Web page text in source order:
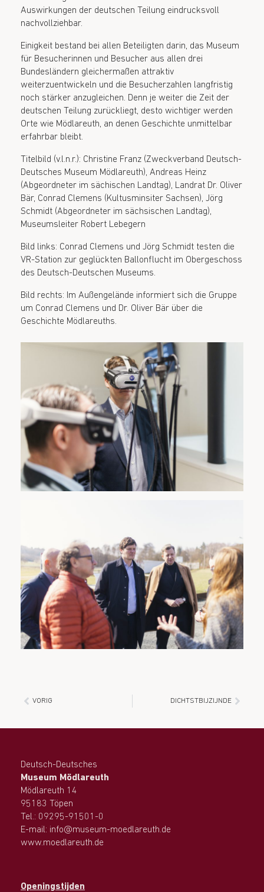
Auswirkungen der deutschen Teilung eindrucksvoll
nachvollziehbar.
Einigkeit bestand bei allen Beteiligten darin, das Museum
für Besucherinnen und Besucher aus allen drei
Bundesländern gleichermaßen attraktiv
weiterzuentwickeln und die Besucherzahlen langfristig
noch stärker anzugleichen. Denn je weiter die Zeit der
deutschen Teilung zurückliegt, desto wichtiger werden
Orte wie Mödlareuth, an denen Geschichte unmittelbar
erfahrbar bleibt.
Titelbild (v.l.n.r.): Christine Franz (Zweckverband Deutsch-
Deutsches Museum Mödlareuth), Andreas Heinz
(Abgeordneter im sächischen Landtag), Landrat Dr. Oliver
Bär, Conrad Clemens (Kultusminsiter Sachsen), Jörg
Schmidt (Abgeordneter im sächsischen Landtag),
Museumsleiter Robert Lebegern
Bild links: Conrad Clemens und Jörg Schmidt testen die
VR-Station zur geglückten Ballonflucht im Obergeschoss
des Deutsch-Deutschen Museums.
Bild rechts: Im Außengelände informiert sich die Gruppe
um Conrad Clemens und Dr. Oliver Bär über die
Geschichte Mödlareuths.
VORIG DICHTSTBIJZIJNDE
Deutsch-Deutsches
Museum Mödlareuth
Mödlareuth 14
95183 Töpen
Tel.: 09295-91501-0
E-mail: info@museum-moedlareuth.de
www.moedlareuth.de
Openingstijden